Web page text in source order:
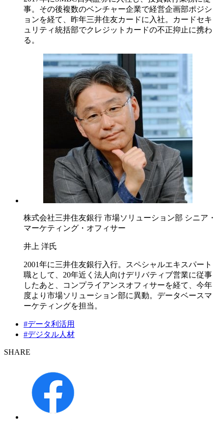
事。その後複数のベンチャー企業で経営企画部ポジシ
ョンを経て、昨年三井住友カードに入社。カードセキ
ュリティ統括部でクレジットカードの不正抑止に携わ
る。
株式会社三井住友銀行 市場ソリューション部 シニア・
マーケティング・オフィサー
井上 洋氏
2001年に三井住友銀行入行。スペシャルエキスパート
職として、20年近く法人向けデリバティブ営業に従事
したあと、コンプライアンスオフィサーを経て、今年
度より市場ソリューション部に異動。データベースマ
ーケティングを担当。
#データ利活用
#デジタル人材
SHARE